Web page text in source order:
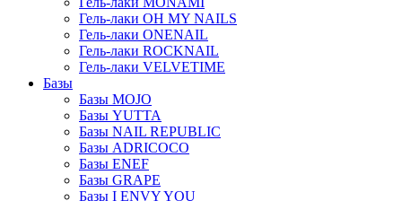
Гель-лаки OH MY NAILS
Гель-лаки ONENAIL
Гель-лаки ROCKNAIL
Гель-лаки VELVETIME
Базы
Базы MOJO
Базы YUTTA
Базы NAIL REPUBLIC
Базы ADRICOCO
Базы ENEF
Базы GRAPE
Базы I ENVY YOU